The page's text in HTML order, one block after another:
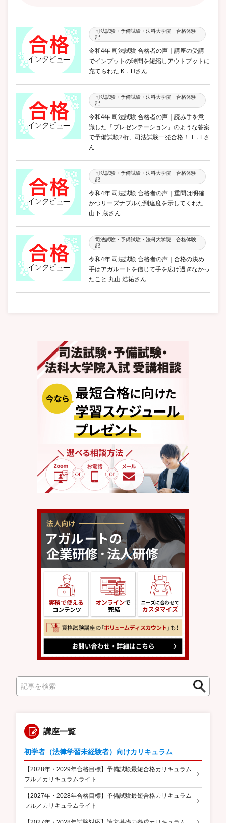
司法試験・予備試験・法科大学院 合格体験
記
令和4年 司法試験 合格者の声｜講座の受講
でインプットの時間を短縮しアウトプットに
充てられた K．Hさん
司法試験・予備試験・法科大学院 合格体験
記
令和4年 司法試験 合格者の声｜読み手を意
識した「プレゼンテーション」のような答案
で予備試験2桁、司法試験一発合格！ T．Fさ
ん
司法試験・予備試験・法科大学院 合格体験
記
令和4年 司法試験 合格者の声｜重問は明確
かつリーズナブルな到達度を示してくれた
山下 蔵さん
司法試験・予備試験・法科大学院 合格体験
記
令和4年 司法試験 合格者の声｜合格の決め
手はアガルートを信じて手を広げ過ぎなかっ
たこと 丸山 浩祐さん
索
検
講座一覧
初学者（法律学習未経験者）向けカリキュラム
【2028年・2029年合格目標】予備試験最短合格カリキュラム
フル／カリキュラムライト
【2027年・2028年合格目標】予備試験最短合格カリキュラム
フル／カリキュラムライト